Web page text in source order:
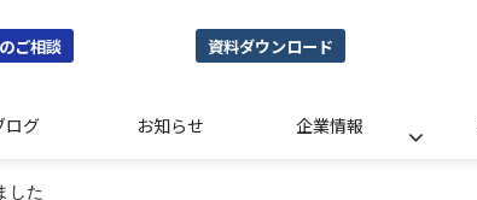
ご相談 資料ダウンロード
ログ お知らせ 企業情報
した